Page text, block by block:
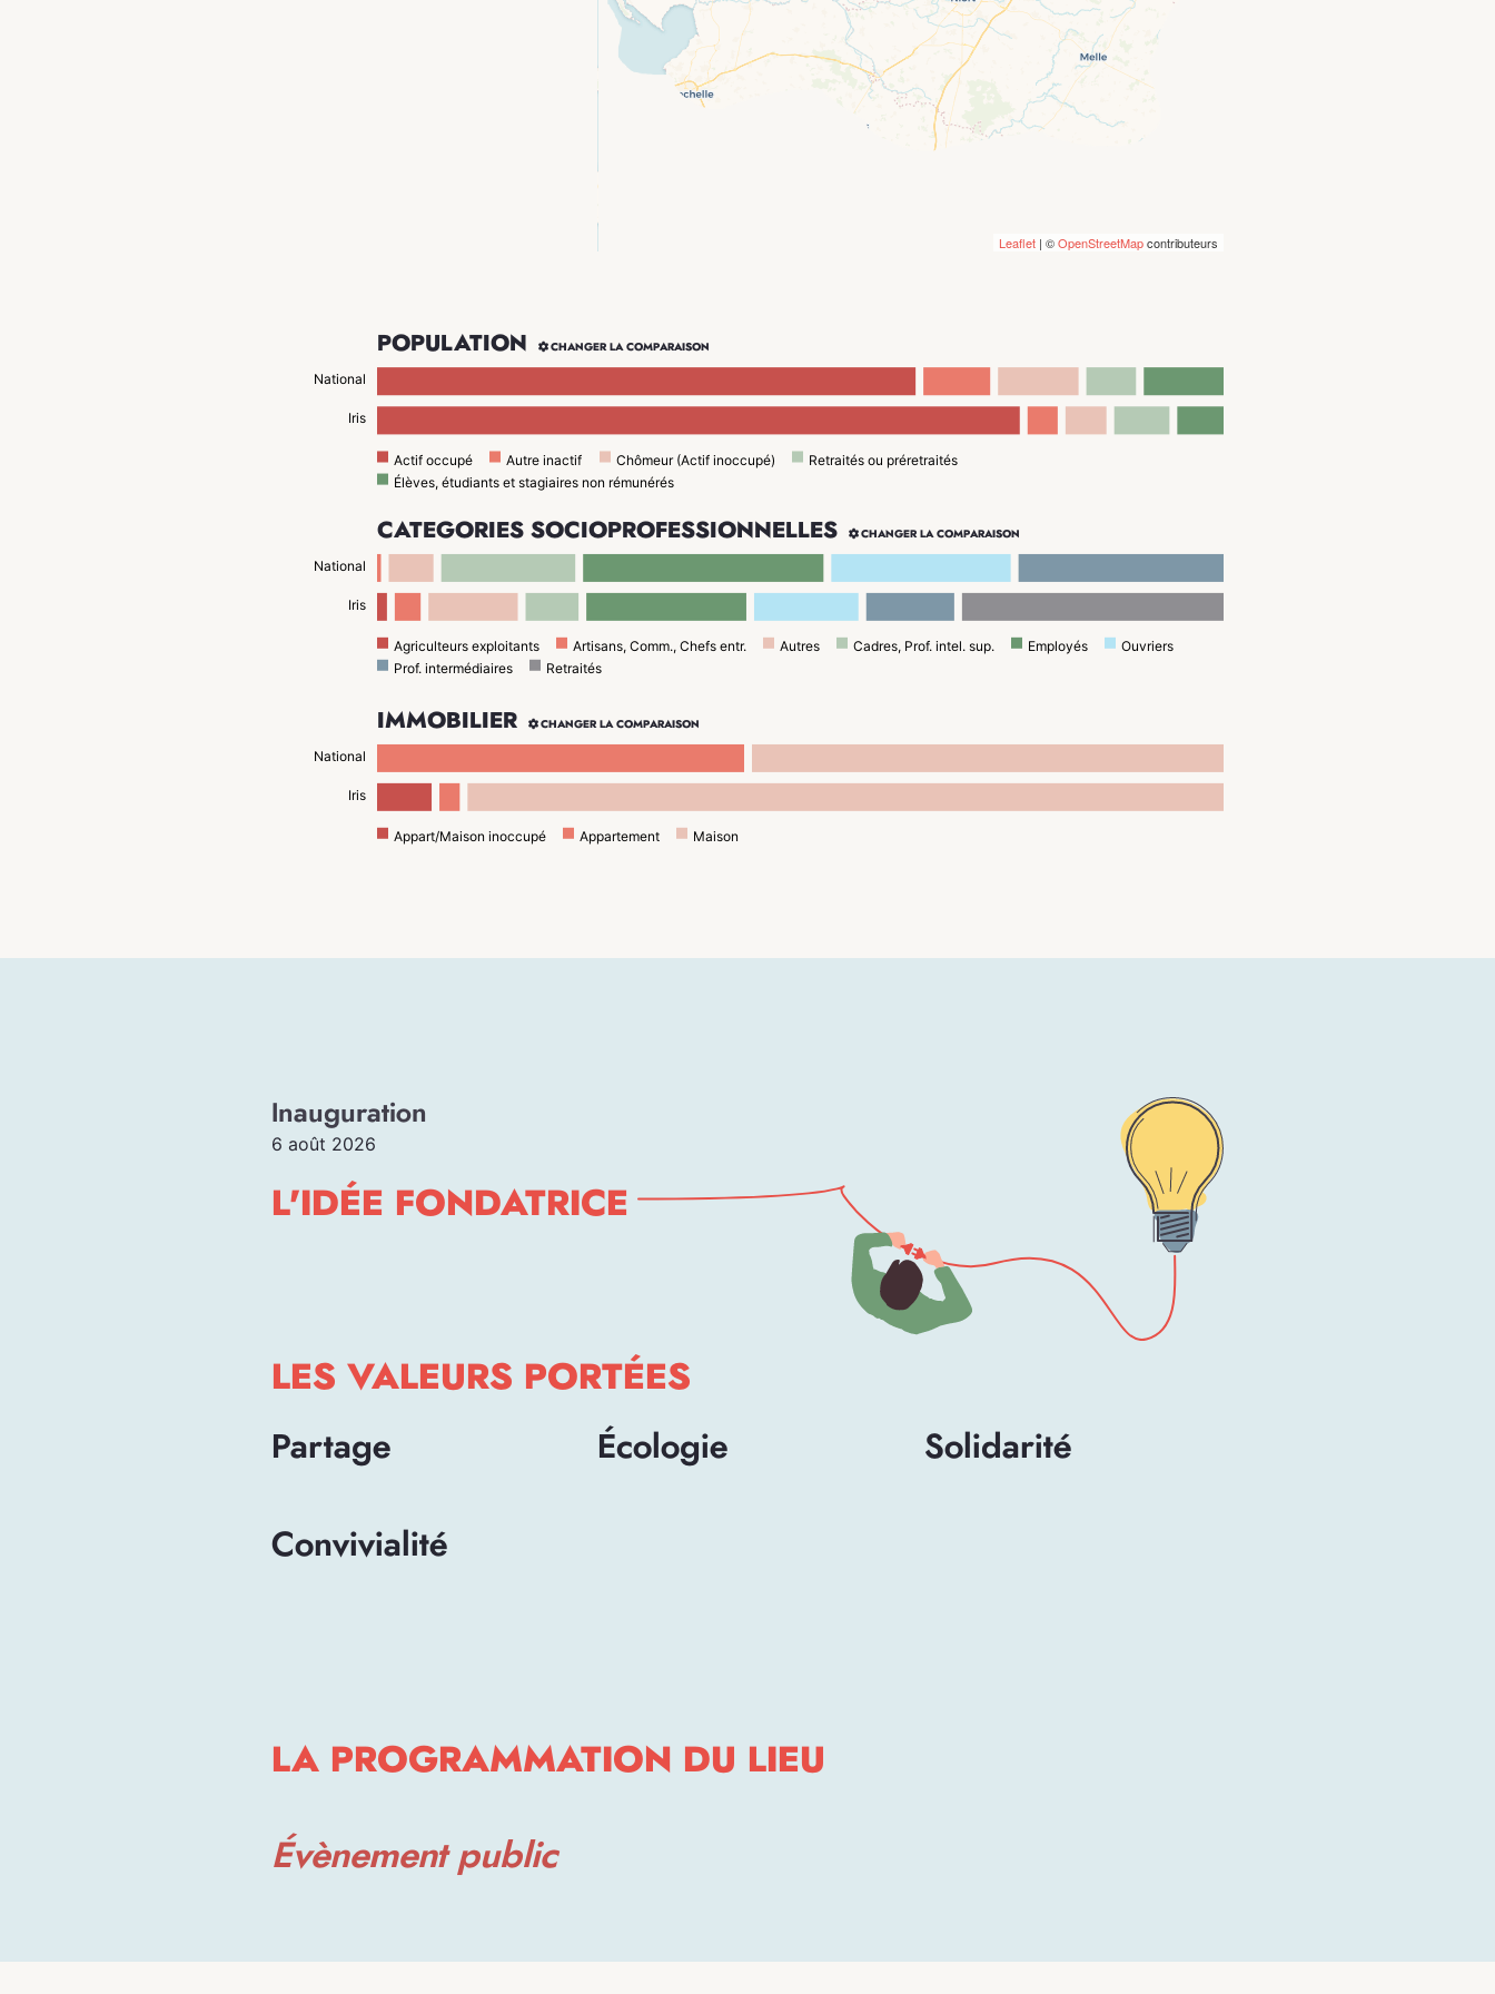
Leaflet| ©OpenStreetMapcontributeurs
POPULATION  CHANGER LA COMPARAISON
National
Iris
Actif occupé Autre inactif Chômeur (Actif inoccupé)
Retraités ou préretraités
Élèves, étudiants et stagiaires non rémunérés
CATÉGORIES SOCIOPROFESSIONNELLES  CHANGER LA COMPARAISON
National
Iris
Agriculteurs exploitants Artisans, Comm., Chefs entr. Autres Cadres, Prof. intel. sup. Employés
Ouvriers
Prof. intermédiaires
Retraités
IMMOBILIER  CHANGER LA COMPARAISON
National
Iris
Appart/Maison inoccupé Appartement Maison
Inauguration
6 août 2026
L'IDÉE FONDATRICE
LES VALEURS PORTÉES
Partage Écologie Solidarité
Convivialité
LA PROGRAMMATION DU LIEU
Évènement public